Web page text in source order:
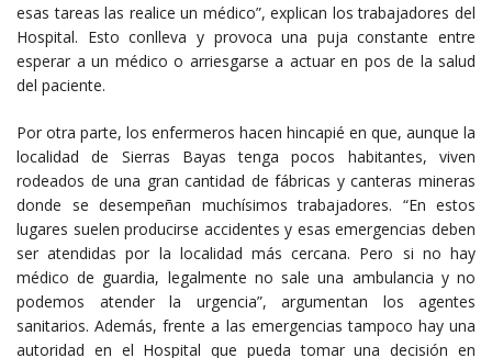
esas tareas las realice un médico”, explican los trabajadores del
Hospital. Esto conlleva y provoca una puja constante entre
esperar a un médico o arriesgarse a actuar en pos de la salud
del paciente.
Por otra parte, los enfermeros hacen hincapié en que, aunque la
localidad de Sierras Bayas tenga pocos habitantes, viven
rodeados de una gran cantidad de fábricas y canteras mineras
donde se desempeñan muchísimos trabajadores. “En estos
lugares suelen producirse accidentes y esas emergencias deben
ser atendidas por la localidad más cercana. Pero si no hay
médico de guardia, legalmente no sale una ambulancia y no
podemos atender la urgencia”, argumentan los agentes
sanitarios. Además, frente a las emergencias tampoco hay una
autoridad en el Hospital que pueda tomar una decisión en